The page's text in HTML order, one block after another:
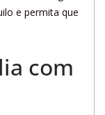
e permita que
com